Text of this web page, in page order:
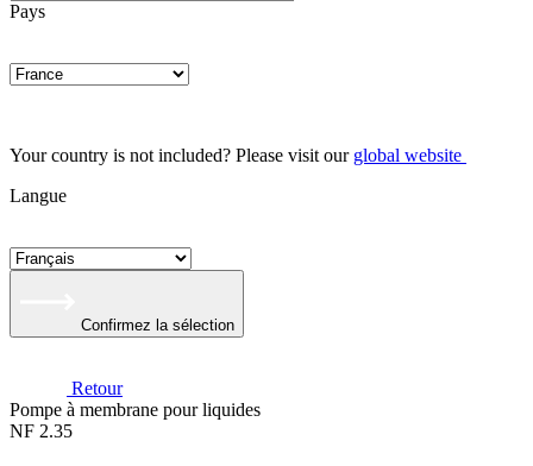
Pays
Your country is not included? Please visit our global website
Langue
Confirmez la sélection
Retour
Pompe à membrane pour liquides
NF 2.35